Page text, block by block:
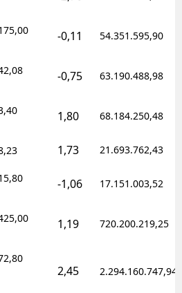
-0,11 54.351.595,90
-0,75 63.190.488,98
1,80 68.184.250,48
1,73 21.693.762,43
-1,06 17.151.003,52
1,19 720.200.219,25
2,45 2.294.160.747,94